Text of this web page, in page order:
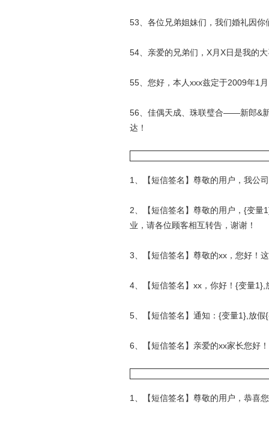
53、各位兄弟姐妹们，我们婚礼因
54、亲爱的兄弟们，X月X日是我的
55、您好，本人xxx兹定于2009年1
56、佳偶天成、珠联璧合——新郎&
达！
1、【短信签名】尊敬的用户，我公
2、【短信签名】尊敬的用户， {变量
业，请各位顾客相互转告，谢谢！
3、【短信签名】尊敬的xx，您好！
4、【短信签名】xx，你好！ {变量1}
5、【短信签名】通知： {变量1} 放假
6、【短信签名】亲爱的xx家长您好
1、【短信签名】尊敬的用户，恭喜